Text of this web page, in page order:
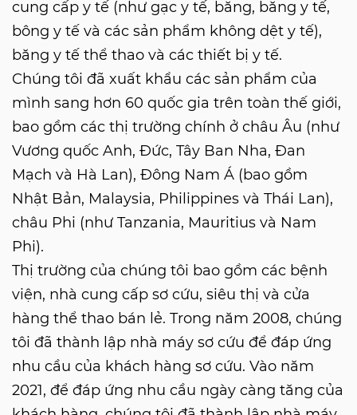
cung cấp y tế (như gạc y tế, băng, băng y tế,
bông y tế và các sản phẩm không dệt y tế),
băng y tế thể thao và các thiết bị y tế.
Chúng tôi đã xuất khẩu các sản phẩm của
mình sang hơn 60 quốc gia trên toàn thế giới,
bao gồm các thị trường chính ở châu Âu (như
Vương quốc Anh, Đức, Tây Ban Nha, Đan
Mạch và Hà Lan), Đông Nam Á (bao gồm
Nhật Bản, Malaysia, Philippines và Thái Lan),
châu Phi (như Tanzania, Mauritius và Nam
Phi).
Thị trường của chúng tôi bao gồm các bệnh
viện, nhà cung cấp sơ cứu, siêu thị và cửa
hàng thể thao bán lẻ. Trong năm 2008, chúng
tôi đã thành lập nhà máy sơ cứu để đáp ứng
nhu cầu của khách hàng sơ cứu. Vào năm
2021, để đáp ứng nhu cầu ngày càng tăng của